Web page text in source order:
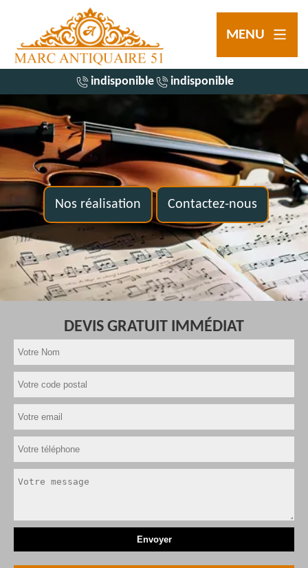
MENU
indisponible indisponible
Nos réalisation Contactez-nous
DEVIS GRATUIT IMMÉDIAT